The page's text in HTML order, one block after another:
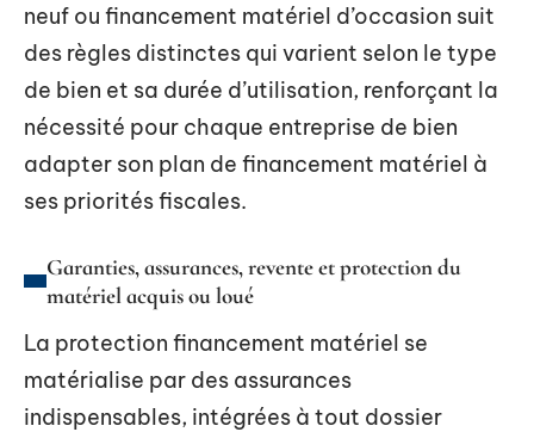
neuf ou financement matériel d’occasion suit
des règles distinctes qui varient selon le type
de bien et sa durée d’utilisation, renforçant la
nécessité pour chaque entreprise de bien
adapter son plan de financement matériel à
ses priorités fiscales.
Garanties, assurances, revente et protection du
matériel acquis ou loué
La protection financement matériel se
matérialise par des assurances
indispensables, intégrées à tout dossier